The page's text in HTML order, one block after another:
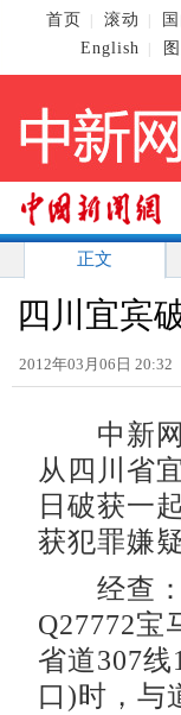
首页 滚动
English
正文
四川宜宾
2012年03月06日
中新网
从四川省
日破获一
获犯罪嫌
经查：3
Q27772宝
省道307
口)时，与